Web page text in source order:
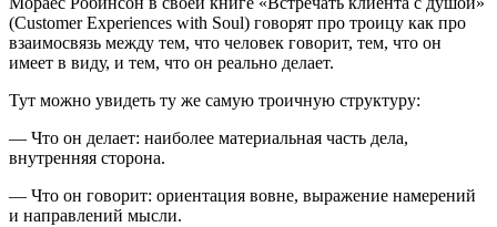
(Customer Experiences with Soul) говорят про троицу как про
взаимосвязь между тем, что человек говорит, тем, что он
имеет в виду, и тем, что он реально делает.
Тут можно увидеть ту же самую троичную структуру:
— Что он делает: наиболее материальная часть дела,
внутренняя сторона.
— Что он говорит: ориентация вовне, выражение намерений
и направлений мысли.